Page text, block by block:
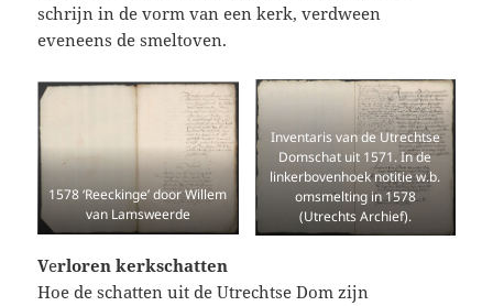
schrijn in de vorm van een kerk, verdween
eveneens de smeltoven.
1578 ‘Reeckinge’ door Willem
van Lamsweerde
Inventaris van de Utrechtse
Domschat uit 1571. In de
linkerbovenhoek notitie w.b.
omsmelting in 1578
(Utrechts Archief).
Verloren kerkschatten
Hoe de schatten uit de Utrechtse Dom zijn